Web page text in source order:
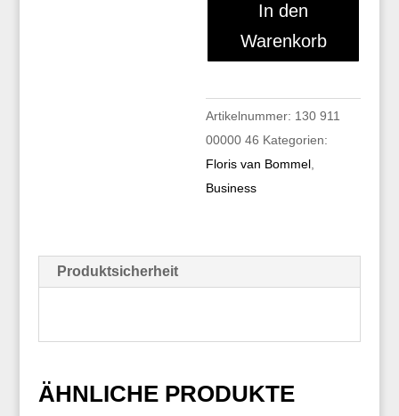
Menge
In den
Warenkorb
Artikelnummer: 130 911
00000 46 Kategorien:
Floris van Bommel
Business
Produktsicherheit
ÄHNLICHE PRODUKTE